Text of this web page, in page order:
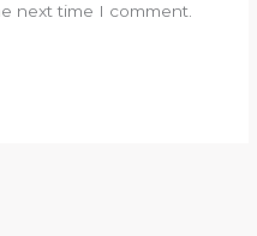
next time I comment.